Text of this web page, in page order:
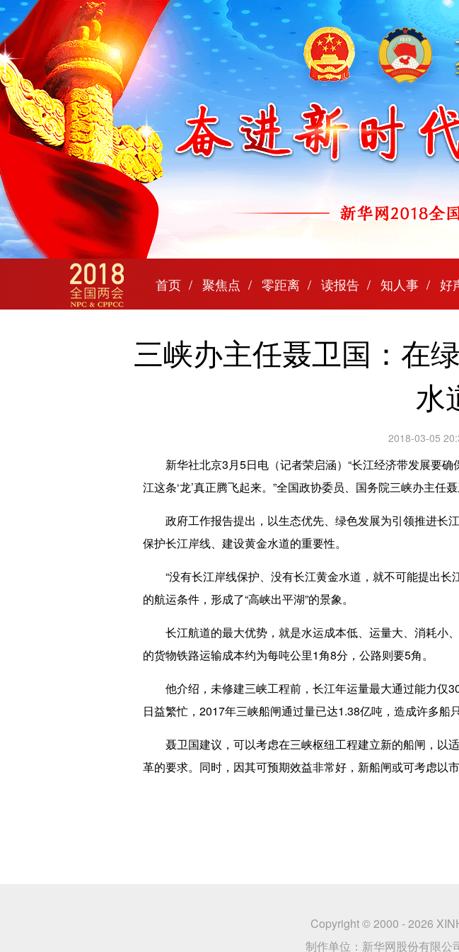
首页 聚焦点 零距离 读报告 知人事 好
三峡办主任聂卫国：在
水
2018-03-05
新华社北京3月5日电（记者荣启涵）“长江经济带发展要确
江这条‘龙’真正腾飞起来。”全国政协委员、国务院三峡办主任
政府工作报告提出，以生态优先、绿色发展为引领推进长
保护长江岸线、建设黄金水道的重要性。
“没有长江岸线保护、没有长江黄金水道，就不可能提出长
的航运条件，形成了“高峡出平湖”的景象。
长江航道的最大优势，就是水运成本低、运量大、消耗小
的货物铁路运输成本约为每吨公里1角8分，公路则要5角。
他介绍，未修建三峡工程前，长江年运量最大通过能力仅
日益繁忙，2017年三峡船闸通过量已达1.38亿吨，造成许多船
聂卫国建议，可以考虑在三峡枢纽工程建立新的船闸，以
革的要求。同时，因其可预期效益非常好，新船闸或可考虑以市
Copyright © 2000 -2026
制作单位：新华网股份有限